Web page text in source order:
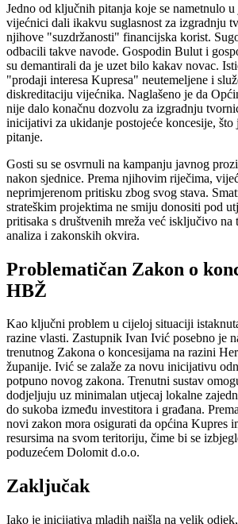
Jedno od ključnih pitanja koje se nametnulo
vijećnici dali ikakvu suglasnost za izgradnju
njihove "suzdržanosti" financijska korist.
odbacili takve navode. Gospodin Bulut i
su demantirali da je uzet bilo kakav novac.
"prodaji interesa Kupresa" neutemeljene i
diskreditaciju vijećnika. Naglašeno je da
nije dalo konačnu dozvolu za izgradnju
inicijativi za ukidanje postojeće koncesije,
pitanje.
Gosti su se osvrnuli na kampanju javnog
nakon sjednice. Prema njihovim riječima,
neprimjerenom pritisku zbog svog stava.
strateškim projektima ne smiju donositi pod
pritisaka s društvenih mreža već isključivo na
analiza i zakonskih okvira.
Problematičan Zakon o
HBŽ
Kao ključni problem u cijeloj situaciji
razine vlasti. Zastupnik Ivan Ivić posebno je
trenutnog Zakona o koncesijama na razini
županije. Ivić se zalaže za novu inicijativu
potpuno novog zakona. Trenutni sustav
dodjeljuju uz minimalan utjecaj lokalne
do sukoba između investitora i građana.
novi zakon mora osigurati da općina Kupres
resursima na svom teritoriju, čime bi se
poduzećem Dolomit d.o.o.
Zaključak
Iako je inicijativa mladih naišla na velik